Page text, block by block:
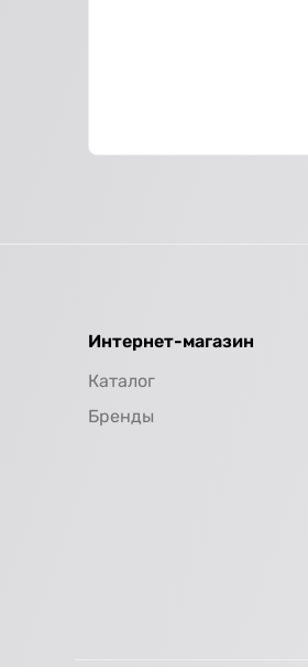
Интернет-магазин
Каталог
Бренды